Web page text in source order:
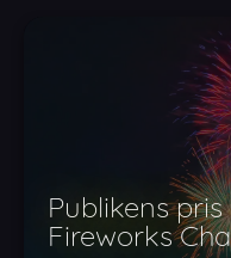
Publikens
Fireworks